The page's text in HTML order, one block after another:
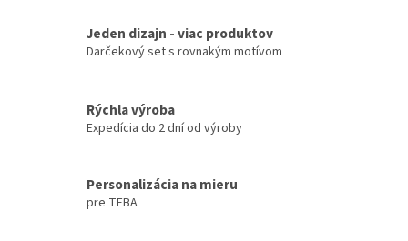
Jeden dizajn - viac produktov
Darčekový set s rovnakým motívom
Rýchla výroba
Expedícia do 2 dní od výroby
Personalizácia na mieru
pre TEBA